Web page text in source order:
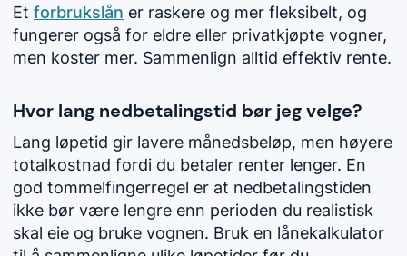
Et forbrukslån er raskere og mer fleksibelt, og
fungerer også for eldre eller privatkjøpte vogner,
men koster mer. Sammenlign alltid effektiv rente.
Hvor lang nedbetalingstid bør jeg velge?
Lang løpetid gir lavere månedsbeløp, men høyere
totalkostnad fordi du betaler renter lenger. En
god tommelfingerregel er at nedbetalingstiden
ikke bør være lengre enn perioden du realistisk
skal eie og bruke vognen. Bruk en lånekalkulator